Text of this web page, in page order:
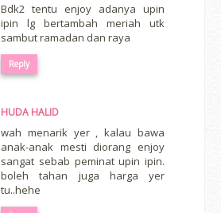
Bdk2 tentu enjoy adanya upin
ipin lg bertambah meriah utk
sambut ramadan dan raya
Reply
HUDA HALID
wah menarik yer , kalau bawa
anak-anak mesti diorang enjoy
sangat sebab peminat upin ipin.
boleh tahan juga harga yer
tu..hehe